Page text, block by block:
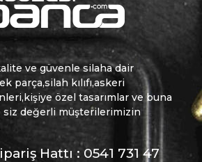
ve güvenle silaha dair
parça,silah kılıfı,askeri
özel tasarımlar ve buna
değerli müşterilerimizin
Hattı : 0541 731 47